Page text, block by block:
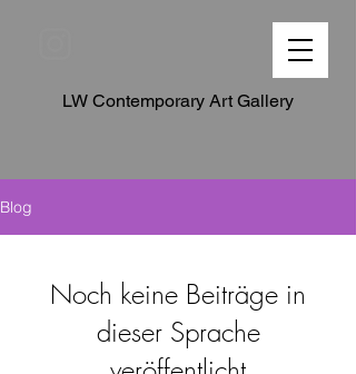
LW Contemporary Art Gallery
Blog
Noch keine Beiträge in
dieser Sprache